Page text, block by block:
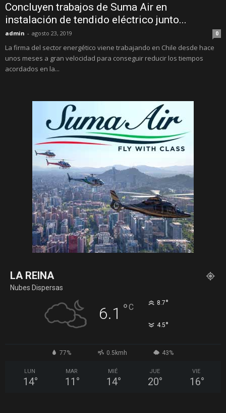
Concluyen trabajos de Suma Air en
instalación de tendido eléctrico junto...
admin - agosto 23, 2019 0
La firma del sector energético viene trabajando en Chile desde hace
unos meses a gran velocidad para conseguir reducir los tiempos
acordados en la...
LA REINA
Nubes Dispersas
6.1 °C 8.7°
4.5°
77% 0.5kmh 43%
LUN
14°
MAR
11 °
MIÉ
14°
JUE
20°
VIE
16°